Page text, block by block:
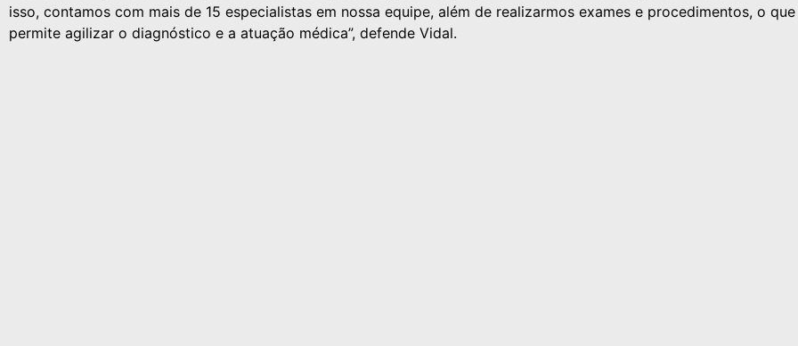
isso, contamos com mais de 15 especialistas em nossa equipe, além de realizarmos exames e procedimentos, o que
permite agilizar o diagnóstico e a atuação médica”, defende Vidal.